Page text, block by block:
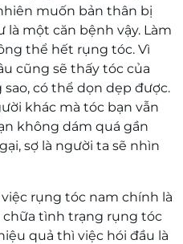
muốn bản thân bị
một căn bệnh vậy. Làm
thể hết rụng tóc. Vì
cũng sẽ thấy tóc của
có thể dọn dẹp được.
khác mà tóc bạn vẫn
không dám quá gần
sợ là người ta sẽ nhìn
rụng tóc nam chính là
chữa tình trạng rụng tóc
quả thì việc hói đầu là